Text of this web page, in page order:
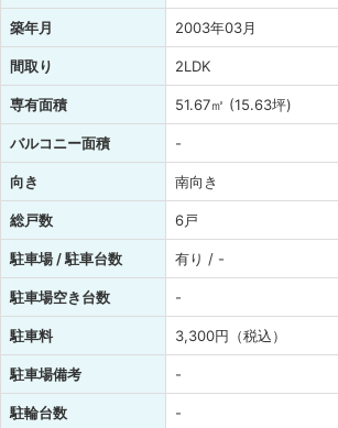
築年月 2003年03月
間取り 2LDK
専有面積 51.67㎡ (15.63坪)
バルコニー面積 -
向き 南向き
総戸数 6戸
駐車場 / 駐車台数 有り / -
駐車場空き台数 -
駐車料 3,300円（税込）
駐車場備考 -
駐輪台数 -